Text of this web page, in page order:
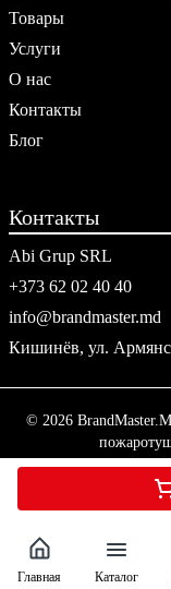
Товары
Услуги
О нас
Контакты
Блог
Контакты
Abi Grup SRL
+373 62 02 40 40
info@brandmaster.md
Кишинёв, ул.
© 2026
Главная Каталог